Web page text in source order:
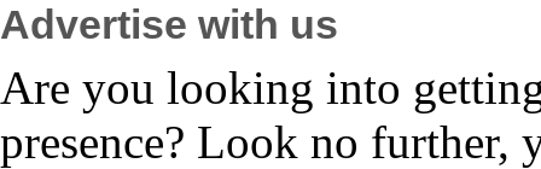
Advertise with us
Are you looking into
presence? Look no further,